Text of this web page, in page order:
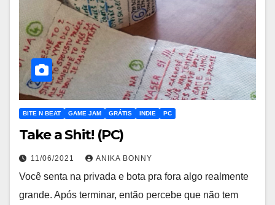
BITE N BEAT GAME JAM GRÁTIS INDIE PC
Take a Shit! (PC)
11/06/2021 ANIKA BONNY
Você senta na privada e bota pra fora algo realmente
grande. Após terminar, então percebe que não tem